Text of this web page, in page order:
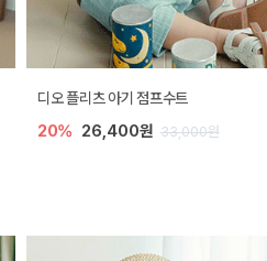
디오 플리츠 아기 점프수트
20% 26,400원 33,000원